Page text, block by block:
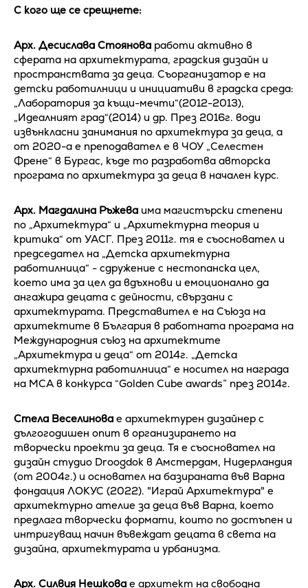
С кого ще се срещнете:
Арх. Десислава Стоянова работи активно в
сферата на архитектурата, градския дизайн и
пространствата за деца. Съорганизатор е на
детски работилници и инициативи в градска среда:
„Лаборатория за къщи-мечти“(2012-2013),
„Идеалният град“(2014) и др. През 2016г. води
извънкласни занимания по архитектура за деца, а
от 2020-а е преподавател е в ЧОУ „Селестен
Френе“ в Бургас, къде то разработва авторска
програма по архитектура за деца в начален курс.
Арх. Магдалина Ръжева има магистърски степени
по „Архитектура“ и „Архитектурна теория и
критика“ от УАСГ. През 2011г. тя е съосновател и
председател на „Детска архитектурна
работилница“ - сдружение с нестопанска цел,
което има за цел да вдъхнови и емоционално да
ангажира децата с дейности, свързани с
архитектурата. Представител е на Съюза на
архитектите в България в работната програма на
Международния съюз на архитектите
„Архитектура и деца“ от 2014г. „Детска
архитектурна работилница“ е носител на награда
на МСА в конкурса “Golden Cube awards” през 2014г.
Стела Веселинова е архитектурен дизайнер с
дългогодишен опит в организирането на
творчески проекти за деца. Тя е съосновател на
дизайн студио Droogdok в Амстердам, Нидерландия
(от 2004г.) и основател на базираната във Варна
фондация ЛОКУС (2022). "Играй Архитектура" е
архитектурно ателие за деца във Варна, което
предлага творчески формати, които по достъпен и
интригуващ начин въвеждат децата в света на
дизайна, архитектурата и урбанизма.
Арх. Силвия Нешкова е архитект на свободна